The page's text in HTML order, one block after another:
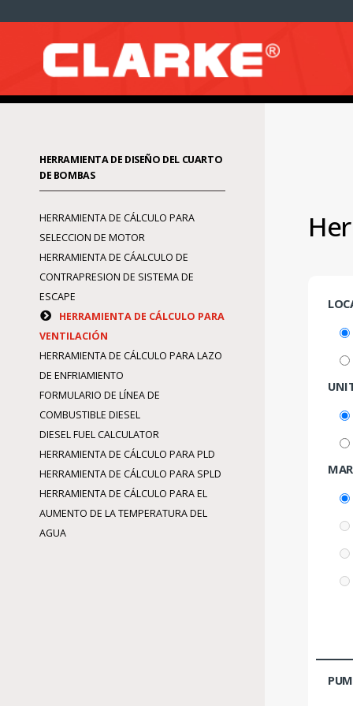
HERRAMIENTA DE DISEÑO DEL CUARTO
DE BOMBAS
HERRAMIENTA DE CÁLCULO PARA
SELECCION DE MOTOR
HERRAMIENTA DE CÁALCULO DE
CONTRAPRESION DE SISTEMA DE
ESCAPE
HERRAMIENTA DE CÁLCULO PARA
VENTILACIÓN
HERRAMIENTA DE CÁLCULO PARA LAZO
DE ENFRIAMIENTO
FORMULARIO DE LÍNEA DE
COMBUSTIBLE DIESEL
DIESEL FUEL CALCULATOR
HERRAMIENTA DE CÁLCULO PARA PLD
HERRAMIENTA DE CÁLCULO PARA SPLD
HERRAMIENTA DE CÁLCULO PARA EL
AUMENTO DE LA TEMPERATURA DEL
AGUA